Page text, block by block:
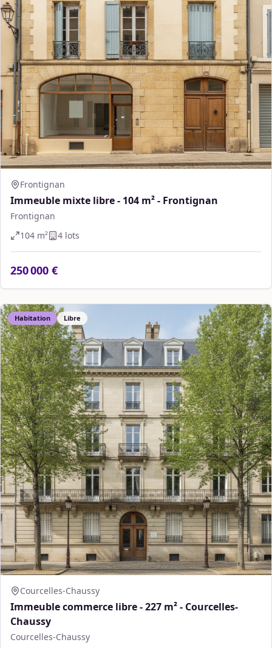
Frontignan
Immeuble mixte libre - 104 m² - Frontignan
Frontignan
104 m² 4 lots
250 000 €
Habitation Libre
Courcelles-Chaussy
Immeuble commerce libre - 227 m² - Courcelles-
Chaussy
Courcelles-Chaussy